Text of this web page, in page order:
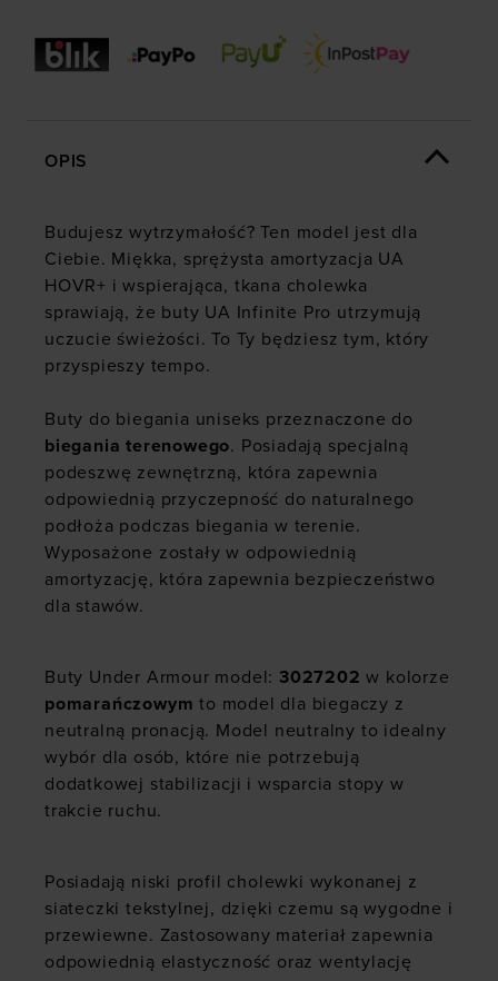
OPIS
Budujesz wytrzymałość? Ten model jest dla
Ciebie. Miękka, sprężysta amortyzacja UA
HOVR+ i wspierająca, tkana cholewka
sprawiają, że buty UA Infinite Pro utrzymują
uczucie świeżości. To Ty będziesz tym, który
przyspieszy tempo.
Buty do biegania uniseks przeznaczone do
biegania terenowego. Posiadają specjalną
podeszwę zewnętrzną, która zapewnia
odpowiednią przyczepność do naturalnego
podłoża podczas biegania w terenie.
Wyposażone zostały w odpowiednią
amortyzację, która zapewnia bezpieczeństwo
dla stawów.
Buty Under Armour model: 3027202 w kolorze
pomarańczowym to model dla biegaczy z
neutralną pronacją. Model neutralny to idealny
wybór dla osób, które nie potrzebują
dodatkowej stabilizacji i wsparcia stopy w
trakcie ruchu.
Posiadają niski profil cholewki wykonanej z
siateczki tekstylnej, dzięki czemu są wygodne i
przewiewne. Zastosowany materiał zapewnia
odpowiednią elastyczność oraz wentylację